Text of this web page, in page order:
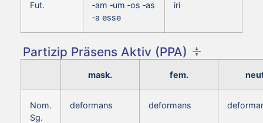
Fut.
‑am ‑um ‑os ‑as
‑a esse
iri
Partizip Präsens Aktiv (PPA)
mask. fem.
Nom.
Sg.
deformans deformans